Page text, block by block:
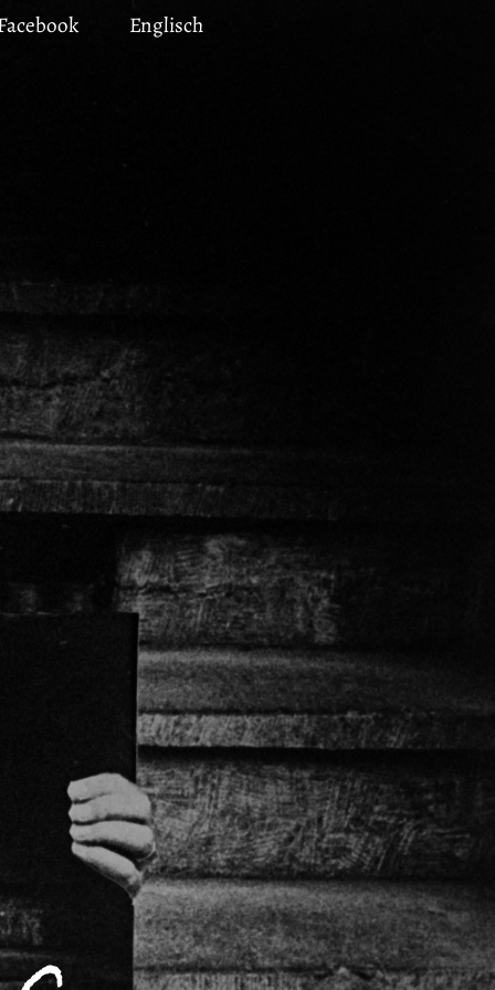
Englisch